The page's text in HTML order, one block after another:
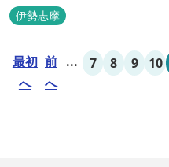
できます。
伊勢志摩
最初
へ
前
へ
... 7 8 9 10